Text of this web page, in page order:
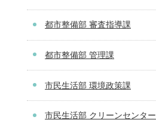
都市整備部 審査指導課
都市整備部 管理課
市民生活部 環境政策課
市民生活部 クリーンセンター